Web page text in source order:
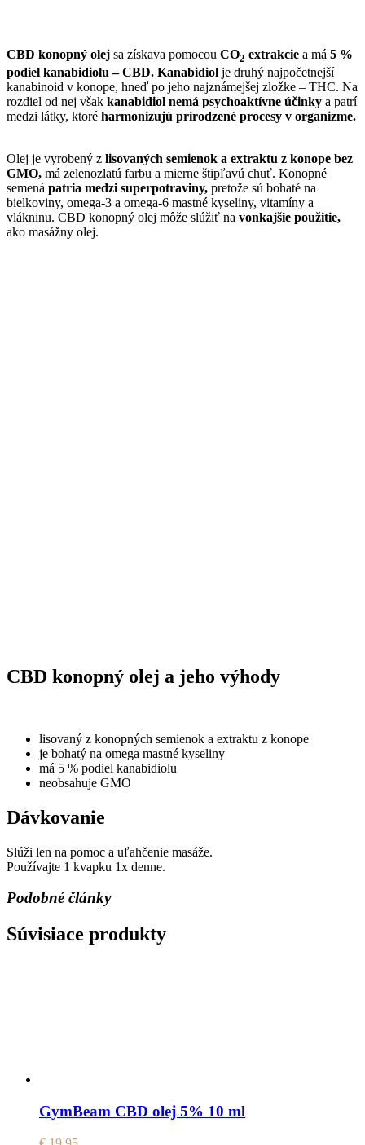
CBD konopný olej sa získava pomocou CO2 extrakcie a má 5 %
podiel kanabidiolu – CBD. Kanabidiol je druhý najpočetnejší
kanabinoid v konope, hneď po jeho najznámejšej zložke – THC. Na
rozdiel od nej však kanabidiol nemá psychoaktívne účinky a patrí
medzi látky, ktoré harmonizujú prirodzené procesy v organizme.
Olej je vyrobený z lisovaných semienok a extraktu z konope bez
GMO, má zelenozlatú farbu a mierne štipľavú chuť. Konopné
semená patria medzi superpotraviny, pretože sú bohaté na
bielkoviny, omega-3 a omega-6 mastné kyseliny, vitamíny a
vlákninu. CBD konopný olej môže slúžiť na vonkajšie použitie,
ako masážny olej.
CBD konopný olej a jeho výhody
lisovaný z konopných semienok a extraktu z konope
je bohatý na omega mastné kyseliny
má 5 % podiel kanabidiolu
neobsahuje GMO
Dávkovanie
Slúži len na pomoc a uľahčenie masáže.
Používajte 1 kvapku 1x denne.
Podobné články
Súvisiace produkty
GymBeam CBD olej 5% 10 ml